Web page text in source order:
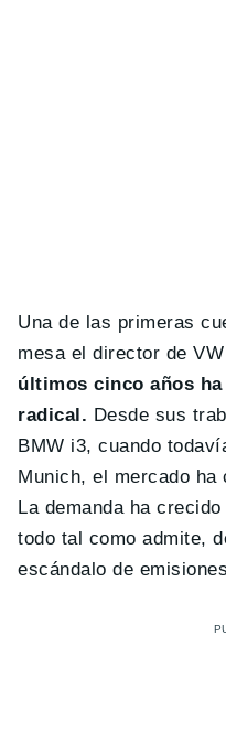
Una de las primeras
mesa el director de
últimos cinco años
radical. Desde sus
BMW i3, cuando
Munich, el mercado ha
La demanda ha
todo tal como admite,
escándalo de